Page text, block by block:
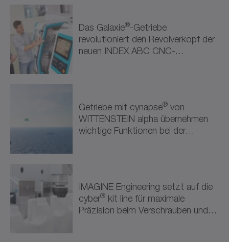
Erneuerbare Energien (1)
Halbleiter & Elektronik (1)
Robotik & Automatisierung (2)
Robotik & Automatisierung (2)
Attraktionen & Unterhaltung (1)
Das Galaxie®-Getriebe
revolutioniert den Revolverkopf der
neuen INDEX ABC CNC-
Getriebe mit cynapse® von
WITTENSTEIN alpha übernehmen
wichtige Funktionen bei der
IMAGINE Engineering setzt auf die
cyber® kit line für maximale
Präzision beim Verschrauben und